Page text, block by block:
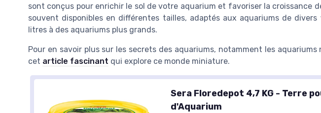
sont conçus pour enrichir le sol de votre aquarium et favoriser la croissance
souvent disponibles en différentes tailles, adaptés aux aquariums de
litres à des aquariums plus grands.
Pour en savoir plus sur les secrets des aquariums, notamment les
cet article fascinant qui explore ce monde miniature.
Sera Floredepot 4,7 KG - Terre
d'Aquarium